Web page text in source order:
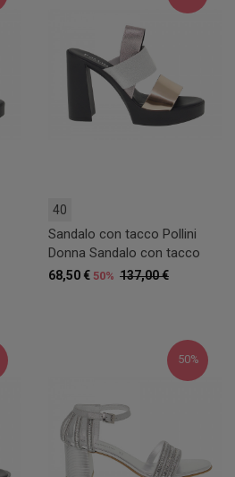
40
Sandalo con tacco Pollini
Donna Sandalo con tacco
137,00 €
68,50 € 50%
50%